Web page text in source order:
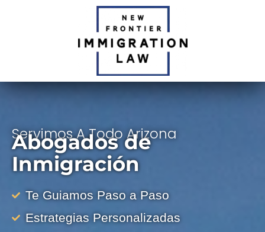
Servimos A Todo Arizona
Abogados de
Inmigración
Te Guiamos Paso a Paso
Estrategias Personalizadas